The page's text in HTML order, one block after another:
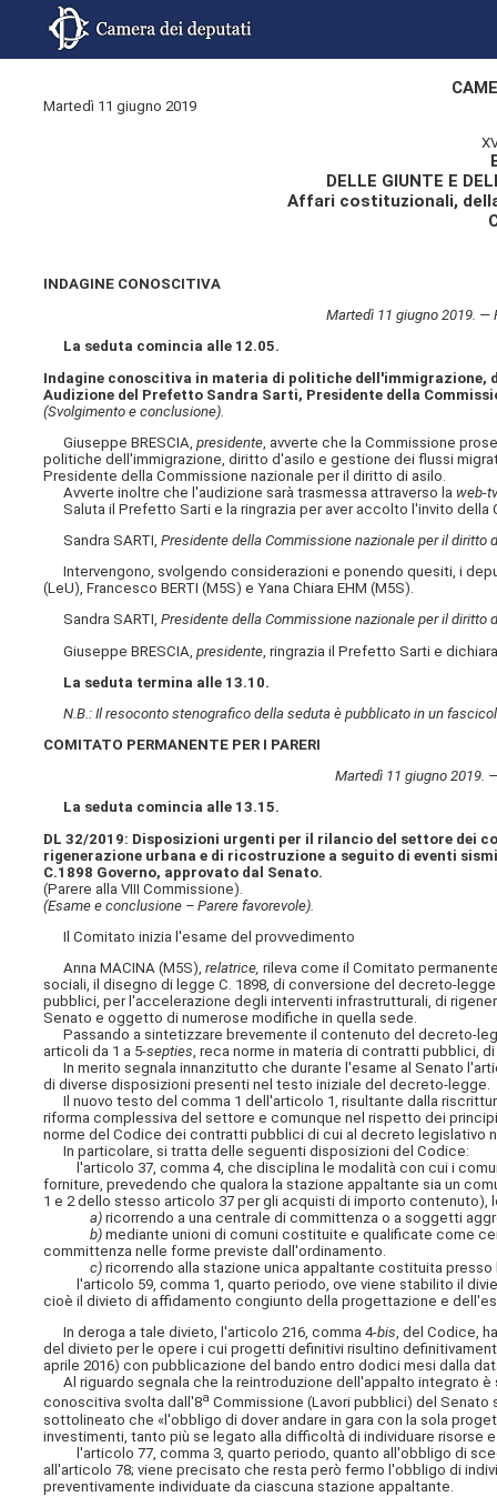
Martedì 11 giugno 2019
DELLE GIUNTE E
Affari costituzionali,
INDAGINE CONOSCITIVA
Martedì 11 giugno 2019. —
La seduta comincia alle 12.05.
Indagine conoscitiva in materia di politiche
Audizione del Prefetto Sandra Sarti, Presidente della
(Svolgimento e conclusione).
Giuseppe BRESCIA,presidente , avverte che la Commissione
politiche dell'immigrazione,diritto d'asilo e gestione dei flussi
Presidente della Commissione nazionale per il diritto di asilo.
Avverte inoltre che l'audizione sarà trasmessa attraverso laweb-
Saluta il Prefetto Sarti e la ringrazia per aver accolto l'invito della
Sandra SARTI,Presidente della Commissione nazionale per il diritto
Intervengono, svolgendo considerazioni e ponendo quesiti, i
(LeU), Francesco BERTI (M5S) e Yana Chiara EHM (M5S).
Sandra SARTI,Presidente della Commissione nazionale per il diritto
Giuseppe BRESCIA,presidente , ringrazia il Prefetto Sarti e
La seduta termina alle 13.10.
N.B.: Il resoconto stenografico della seduta è pubblicato in un
COMITATO PERMANENTE PER I PARERI
Martedì 11 giugno 2019.
La seduta comincia alle 13.15.
DL 32/2019: Disposizioni urgenti per il rilancio del settore
rigenerazione urbana e di ricostruzione a seguito di eventi
C.1898 Governo, approvato dal Senato.
(Parere alla VIII Commissione).
(Esame e conclusione – Parere favorevole).
Il Comitato inizia l'esame del provvedimento
Anna MACINA (M5S),relatrice,rileva come il Comitato
sociali, il disegno di legge C. 1898, di conversione del decreto-
pubblici, per l'accelerazione degli interventi infrastrutturali, di
Senato e oggetto di numerose modifiche in quella sede.
Passando a sintetizzare brevemente il contenuto del decreto-
articoli da 1 a 5-septies, reca norme in materia di contratti pubblici,
In merito segnala innanzitutto che durante l'esame al Senato
di diverse disposizioni presenti nel testo iniziale del decreto-legge.
Il nuovo testo del comma 1 dell'articolo 1, risultante dalla
riforma complessiva del settore e comunque nel rispetto dei
norme del Codice dei contratti pubblici di cui al decreto legislativo
In particolare, si tratta delle seguenti disposizioni del Codice:
l'articolo 37, comma 4, che disciplina le modalità con cui i
forniture, prevedendo che qualora la stazione appaltante sia un
1 e 2 dello stesso articolo 37 per gli acquisti di importo
a) ricorrendo a una centrale di committenza o a soggetti
b) mediante unioni di comuni costituite e qualificate come
committenza nelle forme previste dall'ordinamento.
c) ricorrendo alla stazione unica appaltante costituita
l'articolo 59, comma 1, quarto periodo, ove viene stabilito il
cioè il divieto di affidamento congiunto della progettazione e
In deroga a tale divieto, l'articolo 216, comma 4-bis, del Codice,
del divieto per le opere i cui progetti definitivi risultino
aprile 2016) con pubblicazione del bando entro dodici mesi dalla
Al riguardo segnala che la reintroduzione dell'appalto integrato
conoscitiva svolta dall'8a Commissione (Lavori pubblici) del
sottolineato che «l'obbligo di dover andare in gara con la sola
investimenti, tanto più se legato alla difficoltà di individuare risorse
l'articolo 77, comma 3, quarto periodo, quanto all'obbligo di
all'articolo 78; viene precisato che resta però fermo l'obbligo di
preventivamente individuate da ciascuna stazione appaltante.